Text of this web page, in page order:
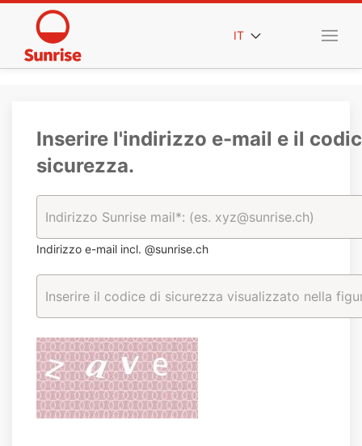
IT
Inserire l'indirizzo e-mail e il
sicurezza.
Indirizzo e-mail incl. @sunrise.ch